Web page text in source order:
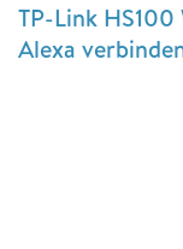
TP-Link
Alexa